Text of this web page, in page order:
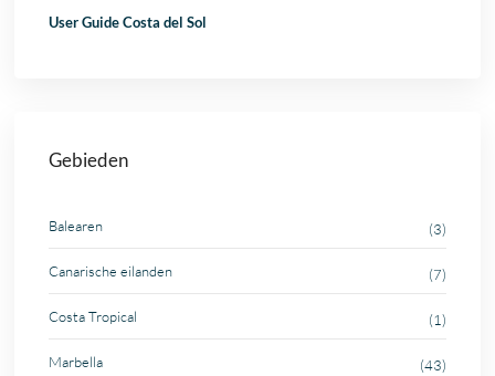
User Guide Costa del Sol
Gebieden
Balearen (3)
Canarische eilanden (7)
Costa Tropical (1)
Marbella (43)